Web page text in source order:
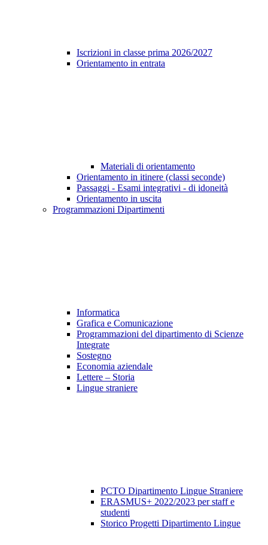
Iscrizioni in classe prima 2026/2027
Orientamento in entrata
Materiali di orientamento
Orientamento in itinere (classi seconde)
Passaggi - Esami integrativi - di idoneità
Orientamento in uscita
Programmazioni Dipartimenti
Informatica
Grafica e Comunicazione
Programmazioni del dipartimento di Scienze
Integrate
Sostegno
Economia aziendale
Lettere – Storia
Lingue straniere
PCTO Dipartimento Lingue Straniere
ERASMUS+ 2022/2023 per staff e
studenti
Storico Progetti Dipartimento Lingue